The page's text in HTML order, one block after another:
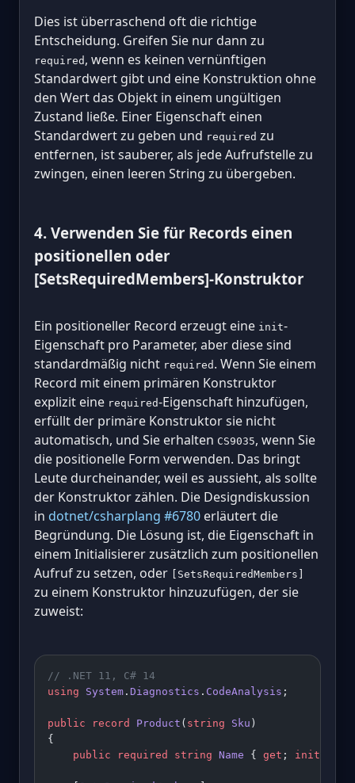
Dies ist überraschend oft die richtige
Entscheidung. Greifen Sie nur dann zu
required , wenn es keinen vernünftigen
Standardwert gibt und eine Konstruktion ohne
den Wert das Objekt in einem ungültigen
Zustand ließe. Einer Eigenschaft einen
Standardwert zu geben und required zu
entfernen, ist sauberer, als jede Aufrufstelle zu
zwingen, einen leeren String zu übergeben.
4. Verwenden Sie für Records einen
positionellen oder
[SetsRequiredMembers]-Konstruktor
Ein positioneller Record erzeugt eine init-
Eigenschaft pro Parameter, aber diese sind
standardmäßig nicht required . Wenn Sie einem
Record mit einem primären Konstruktor
explizit eine required-Eigenschaft hinzufügen,
erfüllt der primäre Konstruktor sie nicht
automatisch, und Sie erhalten CS9035, wenn Sie
die positionelle Form verwenden. Das bringt
Leute durcheinander, weil es aussieht, als sollte
der Konstruktor zählen. Die Designdiskussion
in dotnet/csharplang #6780 erläutert die
Begründung. Die Lösung ist, die Eigenschaft in
einem Initialisierer zusätzlich zum positionellen
Aufruf zu setzen, oder
[SetsRequiredMembers]
zu einem Konstruktor hinzuzufügen, der sie
zuweist:
// .NET 11, C# 14
using System . Diagnostics . CodeAnalysis ;
public record Product ( string Sku )
{
    public
required string Name { get ; init